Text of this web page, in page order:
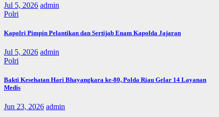
Jul 5, 2026 admin
Polri
Kapolri Pimpin Pelantikan dan Sertijab Enam Kapolda Jajaran
Jul 5, 2026 admin
Polri
Bakti Kesehatan Hari Bhayangkara ke-80, Polda Riau Gelar 14 Layanan
Medis
Jun 23, 2026 admin